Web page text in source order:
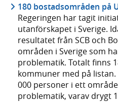
180 bostadsområden på
Regeringen har tagit
utanförskapet i Sverige.
resultatet från SCB och
områden i Sverige som
problematik. Totalt finns
kommuner med på listan.
000 personer i ett
problematik, varav drygt